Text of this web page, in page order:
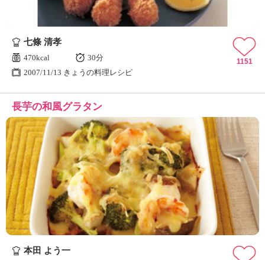
七條 清孝
470kcal
30分
2007/11/13 きょうの料理レシピ
1151
長芋の和風グラタン
本田 よう一